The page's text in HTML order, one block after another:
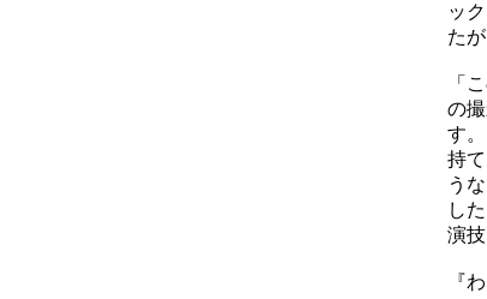
ッ
た
「
の
す
持
う
し
演
『